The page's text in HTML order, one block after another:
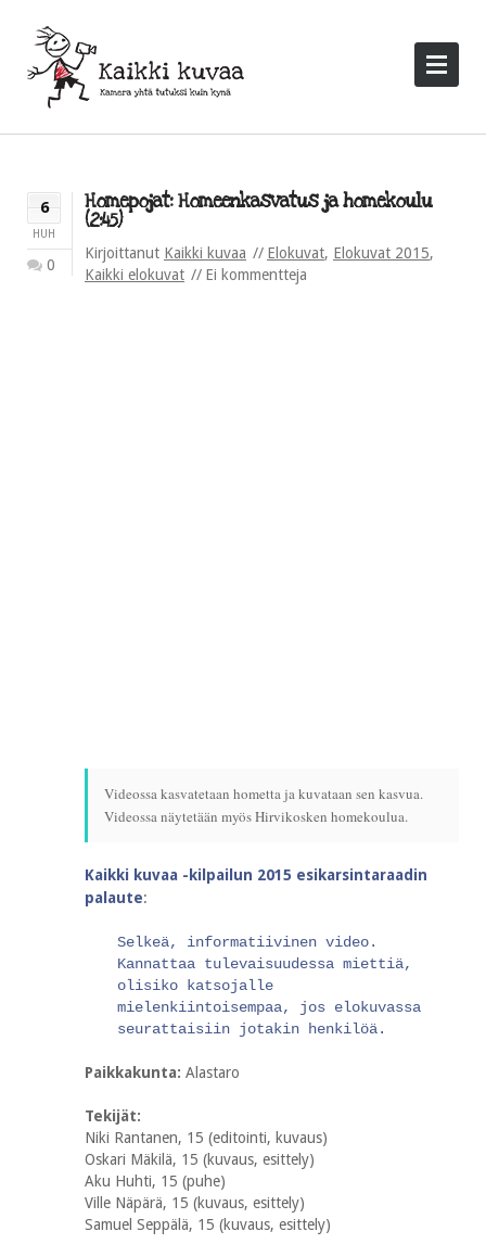
6
HUH
0
Homepojat: Homeenkasvatus ja homekoulu
(2:45)
Kirjoittanut Kaikki kuvaa Elokuvat, Elokuvat 2015,
Kaikki elokuvat
Ei kommentteja
Videossa kasvatetaan hometta ja kuvataan sen kasvua.
Videossa näytetään myös Hirvikosken homekoulua.
Kaikki kuvaa -kilpailun 2015 esikarsintaraadin
palaute:
Selkeä, informatiivinen video.
Kannattaa tulevaisuudessa miettiä,
olisiko katsojalle
mielenkiintoisempaa, jos elokuvassa
seurattaisiin jotakin henkilöä.
Paikkakunta: Alastaro
Tekijät:
Niki Rantanen, 15 (editointi, kuvaus)
Oskari Mäkilä, 15 (kuvaus, esittely)
Aku Huhti, 15 (puhe)
Ville Näpärä, 15 (kuvaus, esittely)
Samuel Seppälä, 15 (kuvaus, esittely)